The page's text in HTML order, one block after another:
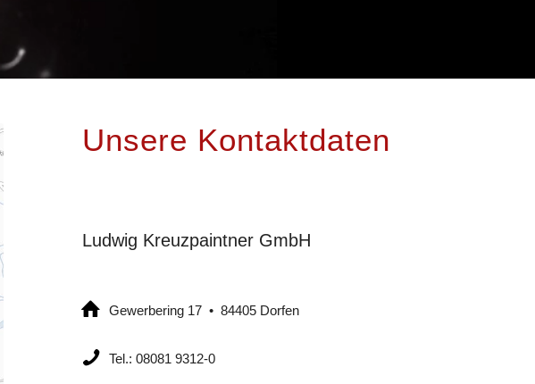
Unsere Kontaktdaten
Ludwig Kreuzpaintner GmbH
Gewerbering 17 • 84405 Dorfen
Tel.: 08081 9312-0